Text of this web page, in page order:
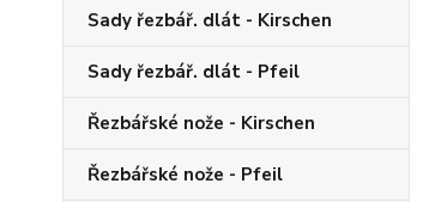
Sady řezbář. dlát - Kirschen
Sady řezbář. dlát - Pfeil
Řezbářské nože - Kirschen
Řezbářské nože - Pfeil